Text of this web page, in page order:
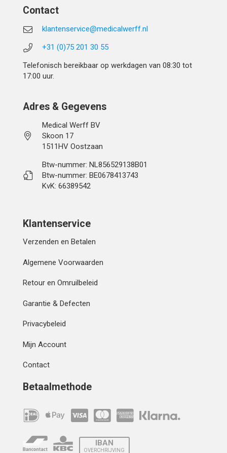
Contact
klantenservice@medicalwerff.nl
+31 (0)75 201 30 55
Telefonisch bereikbaar op werkdagen van 08:30 tot
17:00 uur.
Adres & Gegevens
Medical Werff BV
Skoon 17
1511HV Oostzaan
Btw-nummer: NL856529138B01
Btw-nummer: BE0678413743
KvK: 66389542
Klantenservice
Verzenden en Betalen
Algemene Voorwaarden
Retour en Omruilbeleid
Garantie & Defecten
Privacybeleid
Mijn Account
Contact
Betaalmethode
IBAN
OVERCHRIJVING